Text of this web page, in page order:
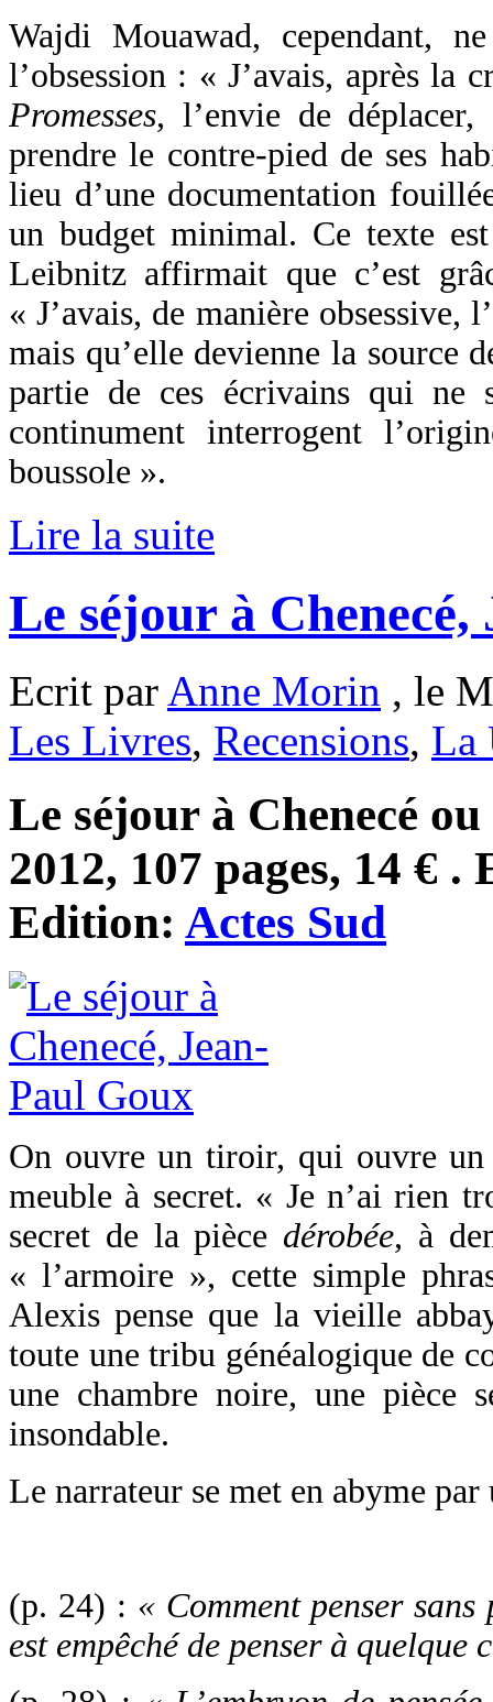
Wajdi Mouawad, cependant,
l’obsession : « J’avais, après la
Promesses, l’envie de
prendre le contre-pied de ses
lieu d’une documentation
un budget minimal. Ce texte
Leibnitz affirmait que c’est
« J’avais, de manière obsessive,
mais qu’elle devienne la
partie de ces écrivains qui ne
continument interrogent
boussole ».
Lire la suite
Le séjour à
Ecrit par Anne Morin , le
Les Livres, Recensions, La
Le séjour à Chenecé
2012, 107 pages, 14 €
Edition: Actes Sud
On ouvre un tiroir, qui ouvre
meuble à secret. « Je n’ai rien
secret de la pièce dérobée, à
« l’armoire », cette simple
Alexis pense que la vieille
toute une tribu généalogique de
une chambre noire, une pièce
insondable.
Le narrateur se met en abyme
(p. 24) : « Comment penser
est empêché de penser à quelque